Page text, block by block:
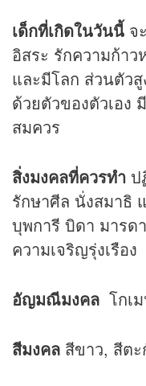
เด็กที่เกิดในวันนี้ จ
อิสระ รักความก้า
และมีโลก ส่วนตัวสู
ด้วยตัวของตัวเอง
สมควร
สิ่งมงคลที่ควรทำ ป
รักษาศีล นั่งสมาธิ
บุพการี บิดา มารด
ความเจริญรุ่งเรือง
อัญมณีมงคล โกเ
สีมงคล สีขาว, สีต